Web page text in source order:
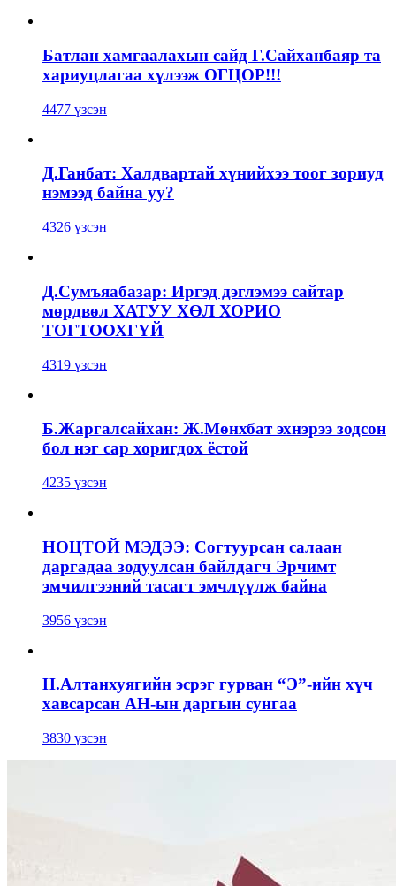
Батлан хамгаалахын сайд Г.Сайханбаяр та
хариуцлагаа хүлээж ОГЦОР!!!
4477 үзсэн
Д.Ганбат: Халдвартай хүнийхээ тоог зориуд
нэмээд байна уу?
4326 үзсэн
Д.Сумъяабазар: Иргэд дэглэмээ сайтар
мөрдвөл ХАТУУ ХӨЛ ХОРИО
ТОГТООХГҮЙ
4319 үзсэн
Б.Жаргалсайхан: Ж.Мөнхбат эхнэрээ зодсон
бол нэг сар хоригдох ёстой
4235 үзсэн
НОЦТОЙ МЭДЭЭ: Согтуурсан салаан
даргадаа зодуулсан байлдагч Эрчимт
эмчилгээний тасагт эмчлүүлж байна
3956 үзсэн
Н.Алтанхуягийн эсрэг гурван “Э”-ийн хүч
хавсарсан АН-ын даргын сунгаа
3830 үзсэн